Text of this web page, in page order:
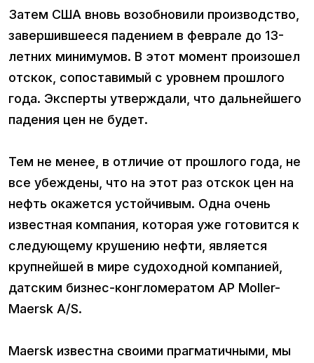
Затем США вновь возобновили производство,
завершившееся падением в феврале до 13-
летних минимумов. В этот момент произошел
отскок, сопоставимый с уровнем прошлого
года. Эксперты утверждали, что дальнейшего
падения цен не будет.
Тем не менее, в отличие от прошлого года, не
все убеждены, что на этот раз отскок цен на
нефть окажется устойчивым. Одна очень
известная компания, которая уже готовится к
следующему крушению нефти, является
крупнейшей в мире судоходной компанией,
датским бизнес-конгломератом AP Moller-
Maersk A/S.
Maersk известна своими прагматичными, мы